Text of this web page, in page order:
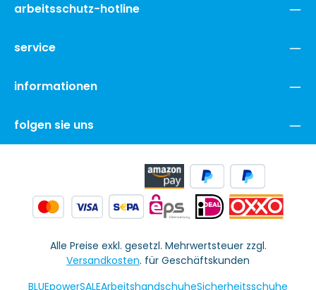
arbeitsschutz-hotline
service
informationen
folgen sie uns
Alle Preise exkl. gesetzl. Mehrwertsteuer zzgl.
Versandkosten. für Geschäftskunden
BLUEpowerSALEArbeitshandschuheSicherheitsschuhe